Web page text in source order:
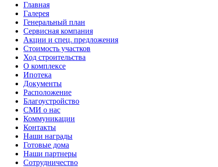
Главная
Галерея
Генеральный план
Сервисная компания
Акции и спец. предложения
Стоимость участков
Ход строительства
О комплексе
Ипотека
Документы
Расположение
Благоустройство
СМИ о нас
Коммуникации
Контакты
Наши награды
Готовые дома
Наши партнеры
Сотрудничество